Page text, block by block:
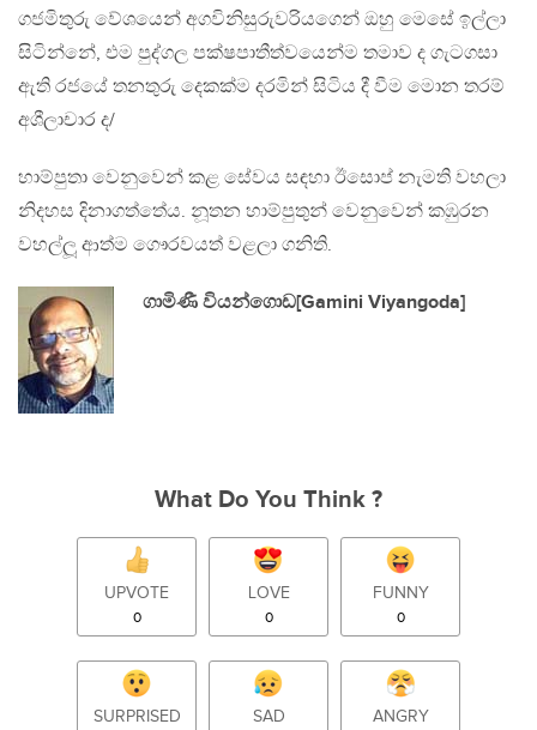
ගජමිතුරු වේශයෙන් අගවිනිසුරුවරියගෙන් ඔහු මෙසේ ඉල්ලා
සිටින්නේ, එම පුද්ගල පක්ෂපාතීත්වයෙන්ම තමාව ද ගැටගසා
ඇති රජයේ තනතුරු දෙකක්ම දරමින් සිටිය දී වීම මොන තරම්
අශීලාචාර ද/
හාම්පුතා වෙනුවෙන් කළ සේවය සඳහා ඊසොප් නැමති වහලා
නිදහස දිනාගත්තේය. නූතන හාම්පුතුන් වෙනුවෙන් කඹුරන
වහල්ලූ ආත්ම ගෞරවයත් වළලා ගනිති.
ගාමිණී වියන්ගොඩ[Gamini Viyangoda]
What Do You Think ?
UPVOTE
0
LOVE
0
FUNNY
0
SURPRISED SAD ANGRY